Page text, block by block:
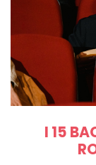
I 15